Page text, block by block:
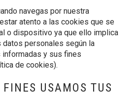
navegas por nuestra
atento a las cookies que se
o dispositivo ya que ello implica
personales según la
y sus fines
de cookies).
USAMOS TUS